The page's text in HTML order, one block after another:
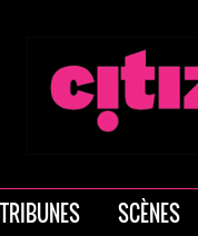
TRIBUNES SCÈNES